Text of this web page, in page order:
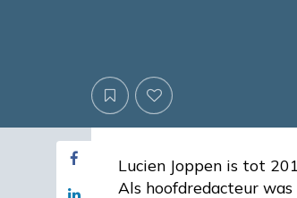
Lucien Joppen is tot
Als hoofdredacteur